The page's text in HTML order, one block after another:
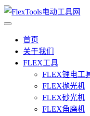
首页
关于我们
FLEX工具
FLEX锂电工
FLEX抛光机
FLEX砂光机
FLEX角磨机